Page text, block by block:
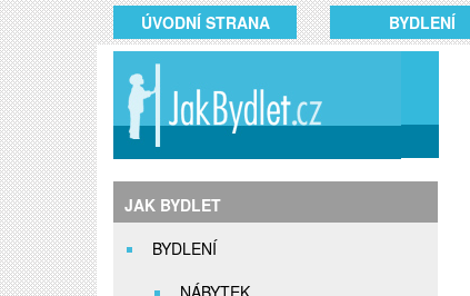
ÚVODNÍ STRANA BYDLENÍ
JAK BYDLET
BYDLENÍ
NÁBYTEK